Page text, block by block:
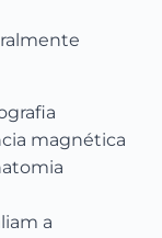
magnética
a